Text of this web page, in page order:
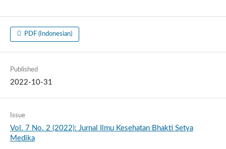
PDF (Indonesian)
Published
2022-10-31
Issue
Vol. 7 No. 2 (2022): Jurnal Ilmu Kesehatan Bhakti Setya
Medika